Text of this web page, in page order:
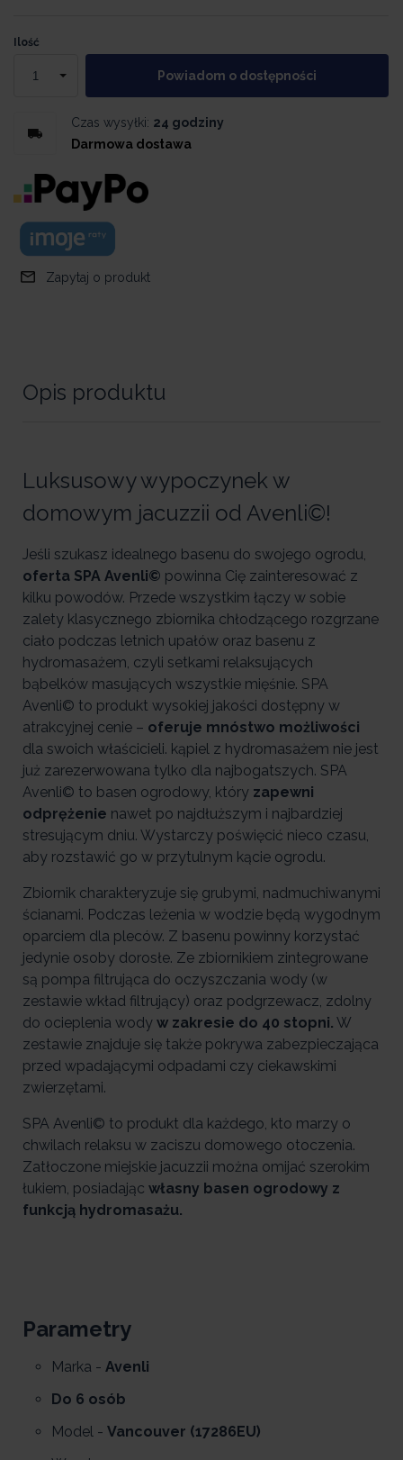
Ilość
Powiadom o dostępności
Czas wysyłki: 24 godziny
Darmowa dostawa
Zapytaj o produkt
Opis produktu
Luksusowy wypoczynek w
domowym jacuzzii od Avenli©!
Jeśli szukasz idealnego basenu do swojego ogrodu,
oferta SPA Avenli© powinna Cię zainteresować z
kilku powodów. Przede wszystkim łączy w sobie
zalety klasycznego zbiornika chłodzącego rozgrzane
ciało podczas letnich upałów oraz basenu z
hydromasażem, czyli setkami relaksujących
bąbelków masujących wszystkie mięśnie. SPA
Avenli© to produkt wysokiej jakości dostępny w
atrakcyjnej cenie – oferuje mnóstwo możliwości
dla swoich właścicieli. kąpiel z hydromasażem nie jest
już zarezerwowana tylko dla najbogatszych. SPA
Avenli© to basen ogrodowy, który zapewni
odprężenie nawet po najdłuższym i najbardziej
stresującym dniu. Wystarczy poświęcić nieco czasu,
aby rozstawić go w przytulnym kącie ogrodu.
Zbiornik charakteryzuje się grubymi, nadmuchiwanymi
ścianami. Podczas leżenia w wodzie będą wygodnym
oparciem dla pleców. Z basenu powinny korzystać
jedynie osoby dorosłe. Ze zbiornikiem zintegrowane
są pompa filtrująca do oczyszczania wody (w
zestawie wkład filtrujący) oraz podgrzewacz, zdolny
do ocieplenia wody w zakresie do 40 stopni. W
zestawie znajduje się także pokrywa zabezpieczająca
przed wpadającymi odpadami czy ciekawskimi
zwierzętami.
SPA Avenli© to produkt dla każdego, kto marzy o
chwilach relaksu w zaciszu domowego otoczenia.
Zatłoczone miejskie jacuzzii można omijać szerokim
łukiem, posiadając własny basen ogrodowy z
funkcją hydromasażu.
Parametry
Marka - Avenli
Do 6 osób
Model - Vancouver (17286EU)